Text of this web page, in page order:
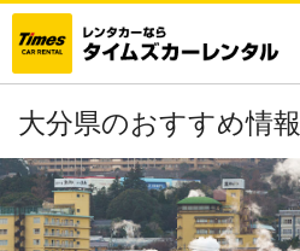
大分県のおすすめ情報